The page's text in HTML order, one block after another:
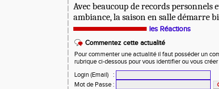
Avec beaucoup de records personnels
ambiance, la saison en salle démarre
les Réactions
Commentez cette actualité
Pour commenter une actualité il faut posséder un
rubrique ci-dessous pour vous identifier ou vous
Login (Email)
:
Mot de Passe :